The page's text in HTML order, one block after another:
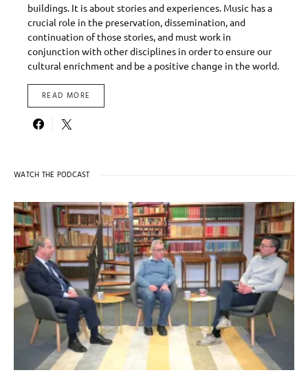
buildings. It is about stories and experiences. Music has a
crucial role in the preservation, dissemination, and
continuation of those stories, and must work in
conjunction with other disciplines in order to ensure our
cultural enrichment and be a positive change in the world.
READ MORE
WATCH THE PODCAST